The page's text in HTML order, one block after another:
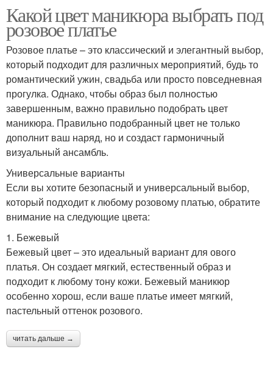
Какой цвет маникюра выбрать под
розовое платье
Розовое платье – это классический и элегантный выбор,
который подходит для различных мероприятий, будь то
романтический ужин, свадьба или просто повседневная
прогулка. Однако, чтобы образ был полностью
завершенным, важно правильно подобрать цвет
маникюра. Правильно подобранный цвет не только
дополнит ваш наряд, но и создаст гармоничный
визуальный ансамбль.
Универсальные варианты
Если вы хотите безопасный и универсальный выбор,
который подходит к любому розовому платью, обратите
внимание на следующие цвета:
1. Бежевый
Бежевый цвет – это идеальный вариант для ового
платья. Он создает мягкий, естественный образ и
подходит к любому тону кожи. Бежевый маникюр
особенно хорош, если ваше платье имеет мягкий,
пастельный оттенок розового.
читать дальше →